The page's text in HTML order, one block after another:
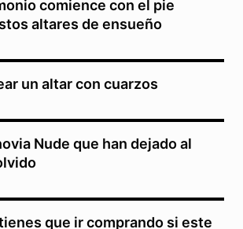
comience con el pie
altares de ensueño
un altar con cuarzos
Nude que han dejado al
que ir comprando si este